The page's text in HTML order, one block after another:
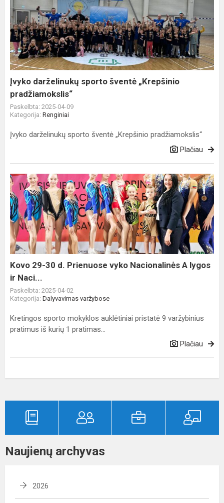
darželinukų
sporto
šventė
„Krepšinio
pradžiamokslis“
Įvyko darželinukų sporto šventė „Krepšinio
pradžiamokslis“
Paskelbta: 2025-04-09
Kategorija: Renginiai
Įvyko darželinukų sporto šventė „Krepšinio pradžiamokslis“
Plačiau
Kovo
29-
30
d.
Prienuose
vyko
Nacionalinės
A
lygos
ir
Naci...
Kovo 29-30 d. Prienuose vyko Nacionalinės A lygos
ir Naci...
Paskelbta: 2025-04-02
Kategorija: Dalyvavimas varžybose
Kretingos sporto mokyklos auklėtiniai pristatė 9 varžybinius
pratimus iš kurių 1 pratimas...
Plačiau
Naujienų archyvas
2026